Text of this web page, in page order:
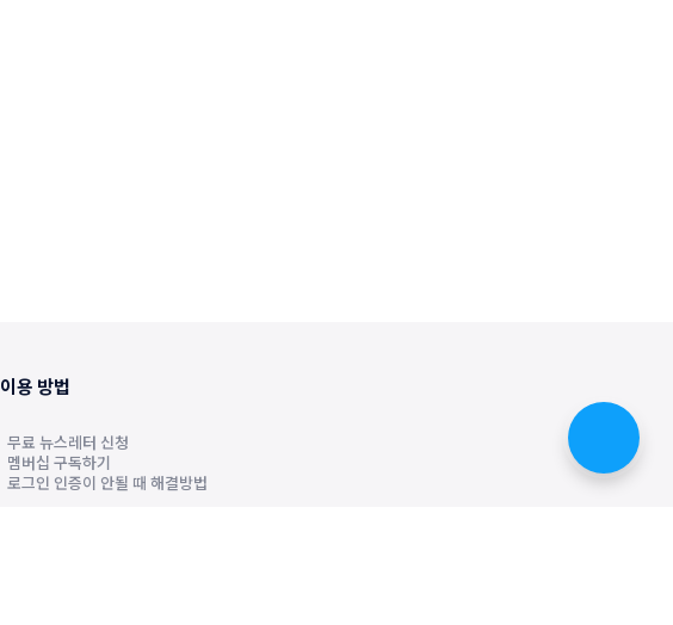
이용 방법
무료 뉴스레터 신청
멤버십 구독하기
로그인 인증이 안될 때 해결방법